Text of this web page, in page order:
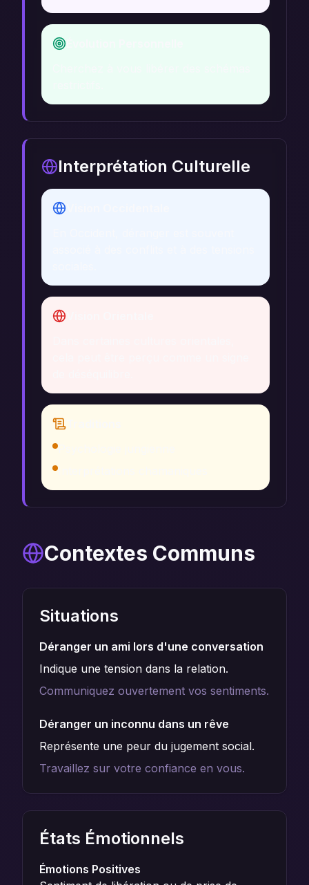
Interprétation Culturelle
Contextes Communs
Situations
Déranger un ami lors d'une conversation
Indique une tension dans la relation.
Communiquez ouvertement vos sentiments.
Déranger un inconnu dans un rêve
Représente une peur du jugement social.
Travaillez sur votre confiance en vous.
États Émotionnels
Émotions Positives